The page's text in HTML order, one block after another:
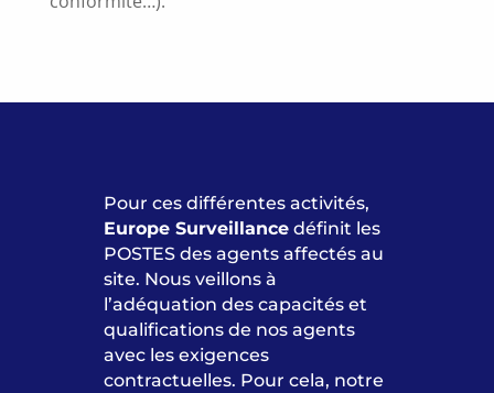
Pour ces différentes activités,
Europe Surveillancedéfinit les
POSTES des agents affectés au
site. Nous veillons à
l’adéquation des capacités et
qualifications de nos agents
avec les exigences
contractuelles. Pour cela, notre